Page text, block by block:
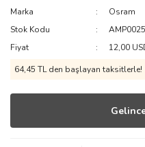
Marka
Osram
Stok Kodu
Fiyat
12,00
64,45 TL den başlayan taksitlerle!